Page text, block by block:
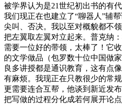
被学界认为是21世纪初出书的有
我们现正在也建立了“聊器人”辅
尖叫、否决。我以至对概貌都不
把左翼取左翼对立起来。普克纳
需要一位好的带领，太棒了！它
的文学做品（包罗数十位中国做
良多讲授都是通识教育，这有点
有麻烦。我现正在只教很少的常
更需要连合互帮，他谈到新近发
把写做的过程分化成若何展开论